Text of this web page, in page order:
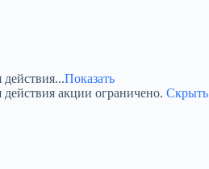
Показать
акции ограничено. Скрыть